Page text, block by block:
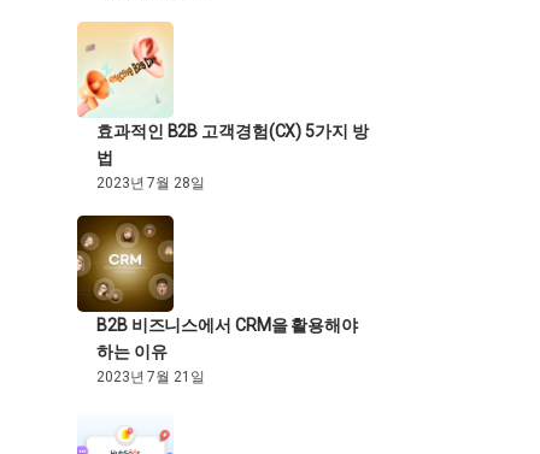
효과적인 B2B 고객경험(CX) 5가지 방
법
2023년 7월 28일
B2B 비즈니스에서 CRM을 활용해야
하는 이유
2023년 7월 21일